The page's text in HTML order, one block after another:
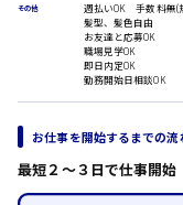
ルート営業
その他の専門職
施設管理・整備
施工管理
安芸高田市
日給8000円～
その他
週払いOK 手数料無(
髪型、髪色自由
お友達と応募OK
職場見学OK
即日内定OK
勤務開始日相談OK
お仕事を開始するまでの流
最短２〜３日で仕事開始